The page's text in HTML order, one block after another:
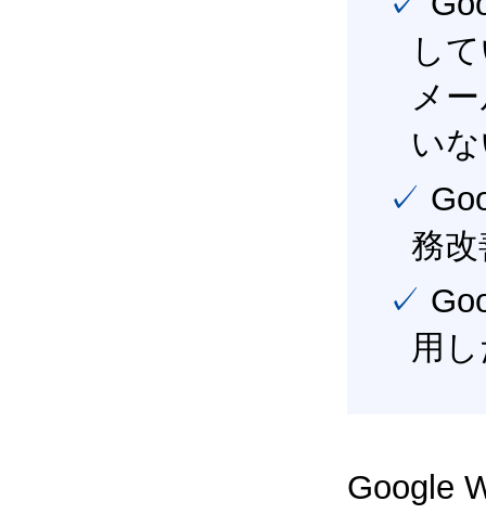
し
メ
い
✓ Google Workspace（旧G Suite） を活用し、業
務
✓ Google Workspace（旧G Suite） を最大限に活
用
Google